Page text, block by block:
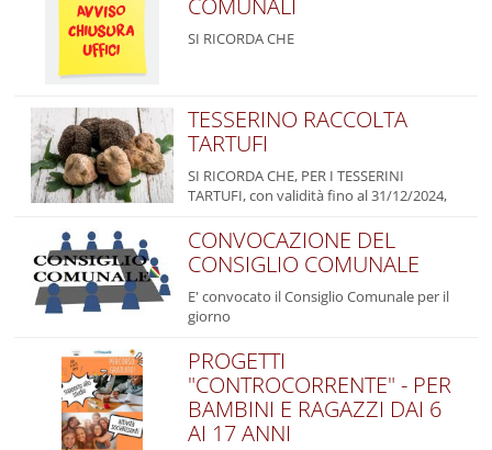
COMUNALI
SI RICORDA CHE
TESSERINO RACCOLTA
TARTUFI
SI RICORDA CHE, PER I TESSERINI
TARTUFI, con validità fino al 31/12/2024,
CONVOCAZIONE DEL
CONSIGLIO COMUNALE
E' convocato il Consiglio Comunale per il
giorno
PROGETTI
"CONTROCORRENTE" - PER
BAMBINI E RAGAZZI DAI 6
AI 17 ANNI